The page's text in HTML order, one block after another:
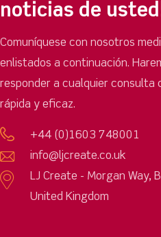
noticias de
Comuníquese con nosotros
enlistados a continuación.
responder a cualquier consulta
rápida y eficaz.
+44 (0)1603 748001
info@ljcreate.co.uk
LJ Create - Morgan Way,
United Kingdom